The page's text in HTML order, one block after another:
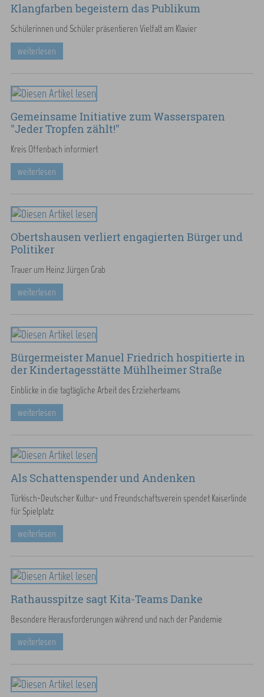
Klangfarben begeistern das Publikum
Schülerinnen und Schüler präsentieren Vielfalt am Klavier
weiterlesen
Gemeinsame Initiative zum Wassersparen
"Jeder Tropfen zählt!"
Kreis Offenbach informiert
weiterlesen
Obertshausen verliert engagierten Bürger und
Politiker
Trauer um Heinz Jürgen Grab
weiterlesen
Bürgermeister Manuel Friedrich hospitierte in
der Kindertagesstätte Mühlheimer Straße
Einblicke in die tagtägliche Arbeit des Erzieherteams
weiterlesen
Als Schattenspender und Andenken
Türkisch-Deutscher Kultur- und Freundschaftsverein spendet Kaiserlinde
für Spielplatz
weiterlesen
Rathausspitze sagt Kita-Teams Danke
Besondere Herausforderungen während und nach der Pandemie
weiterlesen